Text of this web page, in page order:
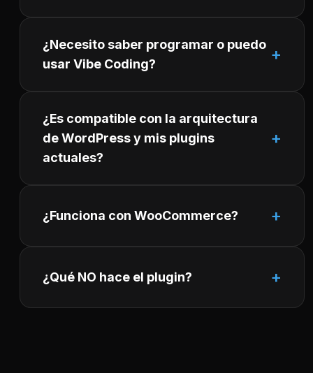
¿Necesito saber programar o puedo
usar Vibe Coding?
¿Es compatible con la arquitectura
de WordPress y mis plugins
actuales?
¿Funciona con WooCommerce?
¿Qué NO hace el plugin?